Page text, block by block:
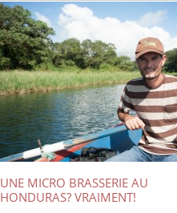
UNE MICRO BRASSERIE AU
HONDURAS? VRAIMENT!